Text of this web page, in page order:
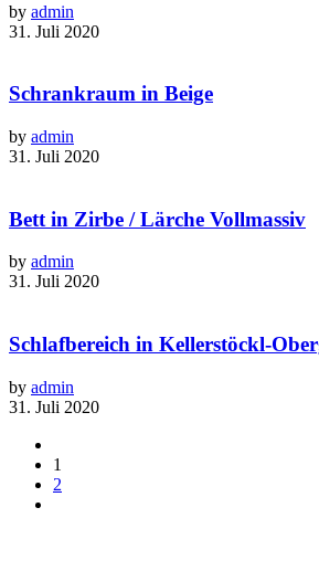
by admin
31. Juli 2020
Schrankraum in Beige
by admin
31. Juli 2020
Bett in Zirbe / Lärche Vollmassiv
by admin
31. Juli 2020
Schlafbereich in Kellerstöckl-
by admin
31. Juli 2020
1
2